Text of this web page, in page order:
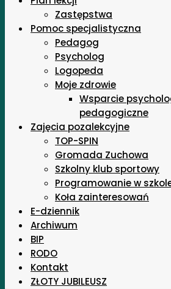
Zastępstwa
Pomoc specjalistyczna
Pedagog
Psycholog
Logopeda
Moje zdrowie
Wsparcie
pedagogiczne
Zajęcia pozalekcyjne
TOP-SPIN
Gromada Zuchowa
Szkolny klub sportowy
Programowanie w
Koła zainteresowań
E-dziennik
Archiwum
BIP
RODO
Kontakt
ZŁOTY JUBILEUSZ